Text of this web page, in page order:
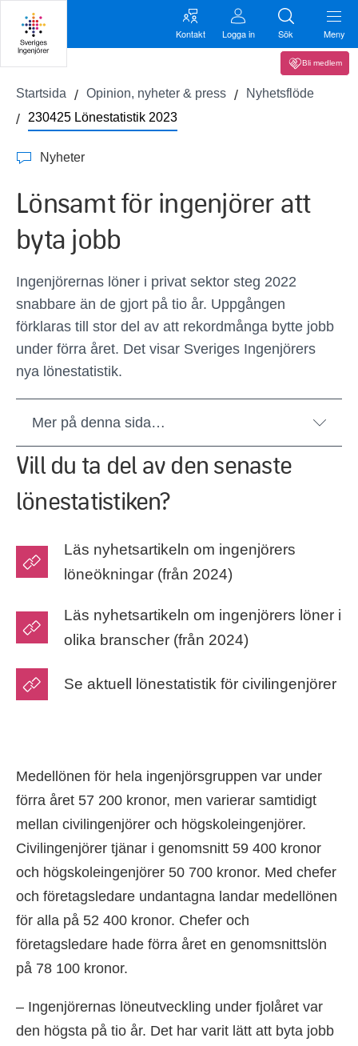
Kontakt Logga in Sök Meny
Bli medlem
Startsida Opinion, nyheter & press
Nyhetsflöde
230425 Lönestatistik 2023
Nyheter
Lönsamt för ingenjörer att
byta jobb
Ingenjörernas löner i privat sektor steg 2022
snabbare än de gjort på tio år. Uppgången
förklaras till stor del av att rekordmånga bytte jobb
under förra året. Det visar Sveriges Ingenjörers
nya lönestatistik.
Mer på denna sida…
Vill du ta del av den senaste
lönestatistiken?
Läs nyhetsartikeln om ingenjörers
löneökningar (från 2024)
Läs nyhetsartikeln om ingenjörers löner i
olika branscher (från 2024)
Se aktuell lönestatistik för civilingenjörer
Medellönen för hela ingenjörsgruppen var under
förra året 57 200 kronor, men varierar samtidigt
mellan civilingenjörer och högskoleingenjörer.
Civilingenjörer tjänar i genomsnitt 59 400 kronor
och högskoleingenjörer 50 700 kronor. Med chefer
och företagsledare undantagna landar medellönen
för alla på 52 400 kronor. Chefer och
företagsledare hade förra året en genomsnittslön
på 78 100 kronor.
– Ingenjörernas löneutveckling under fjolåret var
den högsta på tio år. Det har varit lätt att byta jobb